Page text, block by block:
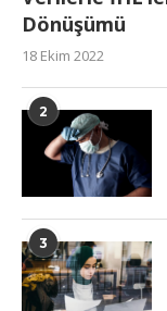
Dönüşümü
18 Ekim 2022
2
3